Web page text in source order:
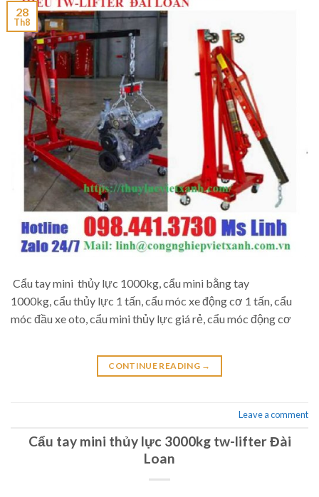
28
Th8
Cẩu tay mini thủy lực 1000kg, cẩu mini bằng tay
1000kg, cẩu thủy lực 1 tấn, cẩu móc xe động cơ 1 tấn, cẩu
móc đầu xe oto, cẩu mini thủy lực giá rẻ, cẩu móc động cơ
CONTINUE READING →
Leave a comment
Cẩu tay mini thủy lực 3000kg tw-lifter Đài
Loan